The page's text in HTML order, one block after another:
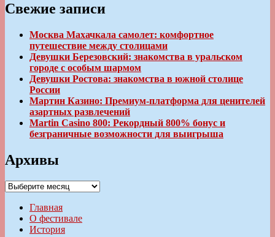
Свежие записи
Москва Махачкала самолет: комфортное
путешествие между столицами
Девушки Березовский: знакомства в уральском
городе с особым шармом
Девушки Ростова: знакомства в южной столице
России
Мартин Казино: Премиум-платформа для ценителей
азартных развлечений
Martin Casino 800: Рекордный 800% бонус и
безграничные возможности для выигрыша
Архивы
Архивы
Главная
О фестивале
История